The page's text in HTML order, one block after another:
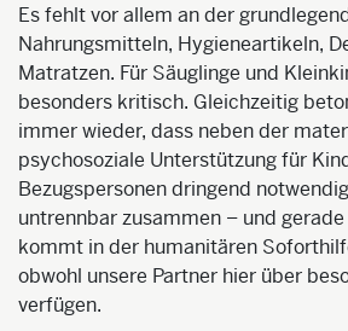
Es fehlt vor allem an der
Nahrungsmitteln, Hygieneartikeln,
Matratzen. Für Säuglinge und
besonders kritisch. Gleichzeitig
immer wieder, dass neben der
psychosoziale Unterstützung für
Bezugspersonen dringend
untrennbar zusammen – und
kommt in der humanitären
obwohl unsere Partner hier über
verfügen.